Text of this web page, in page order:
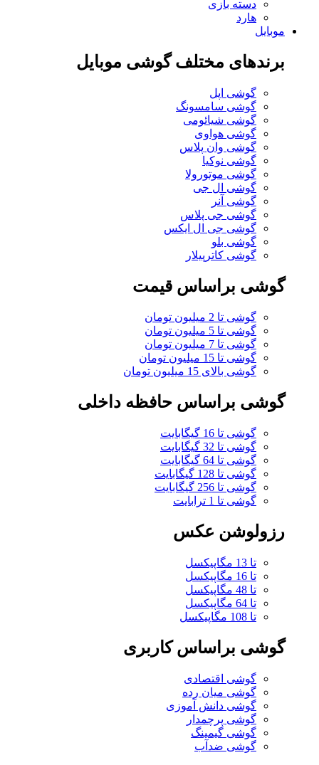
دسته بازی
هارد
موبایل
برندهای مختلف گوشی موبایل
گوشی اپل
گوشی سامسونگ
گوشی شیائومی
گوشی هواوی
گوشی وان پلاس
گوشی نوکیا
گوشی موتورولا
گوشی ال جی
گوشی آنر
گوشی جی پلاس
گوشی جی ال ایکس
گوشی بلو
گوشی کاترپیلار
گوشی براساس قیمت
گوشی تا 2 میلیون تومان
گوشی تا 5 میلیون تومان
گوشی تا 7 میلیون تومان
گوشی تا 15 میلیون تومان
گوشی بالای 15 میلیون تومان
گوشی براساس حافظه داخلی
گوشی تا 16 گیگابایت
گوشی تا 32 گیگابایت
گوشی تا 64 گیگابایت
گوشی تا 128 گیگابایت
گوشی تا 256 گیگابایت
گوشی تا 1 ترابایت
رزولوشن عکس
تا 13 مگاپیکسل
تا 16 مگاپیکسل
تا 48 مگاپیکسل
تا 64 مگاپیکسل
تا 108 مگاپیکسل
گوشی براساس کاربری
گوشی اقتصادی
گوشی میان رده
گوشی دانش آموزی
گوشی پرچمدار
گوشی گیمینگ
گوشی ضدآب